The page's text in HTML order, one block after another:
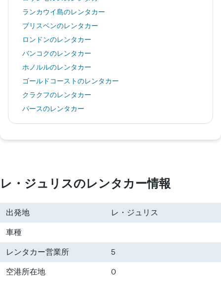
ランカウイ島のレンタカー
ブリスベンのレンタカー
ロンドンのレンタカー
バンコクのレンタカー
ホノルルのレンタカー
ゴールドコーストのレンタカー
クラクフのレンタカー
パースのレンタカー
クアラルンプールのレンタカー
レ・ジュリスのレンタカー情報
出発地
レ・ジュリス
車種
レンタカー営業所
5
空港所在地
0